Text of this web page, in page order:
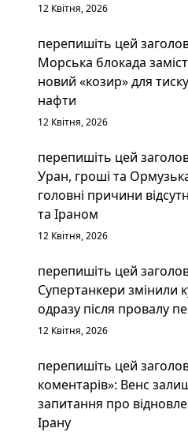
12 Квітня, 2026
перепишіть цей
Морська блокада
новий «козир» для
нафти
12 Квітня, 2026
перепишіть цей
Уран, гроші та
головні причини
та Іраном
12 Квітня, 2026
перепишіть цей
Супертанкери змінили
одразу після провалу
12 Квітня, 2026
перепишіть цей
коментарів»: Венс
запитання про
Ірану